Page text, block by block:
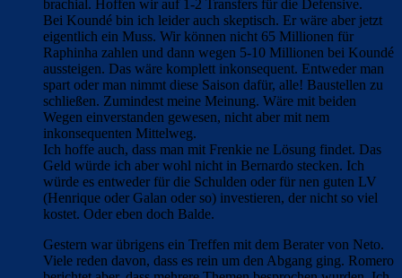
brachial. Hoffen wir auf 1-2 Transfers für die Defensive.
Bei Koundé bin ich leider auch skeptisch. Er wäre aber jetzt
eigentlich ein Muss. Wir können nicht 65 Millionen für
Raphinha zahlen und dann wegen 5-10 Millionen bei Koundé
aussteigen. Das wäre komplett inkonsequent. Entweder man
spart oder man nimmt diese Saison dafür, alle! Baustellen zu
schließen. Zumindest meine Meinung. Wäre mit beiden
Wegen einverstanden gewesen, nicht aber mit nem
inkonsequenten Mittelweg.
Ich hoffe auch, dass man mit Frenkie ne Lösung findet. Das
Geld würde ich aber wohl nicht in Bernardo stecken. Ich
würde es entweder für die Schulden oder für nen guten LV
(Henrique oder Galan oder so) investieren, der nicht so viel
kostet. Oder eben doch Balde.
Gestern war übrigens ein Treffen mit dem Berater von Neto.
Viele reden davon, dass es rein um den Abgang ging. Romero